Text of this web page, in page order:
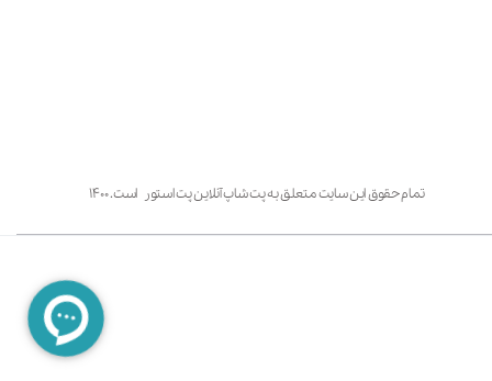
تمام حقوق این سایت متعلق به پت شاپ آنلاین پت استور است. ۱۴۰۰